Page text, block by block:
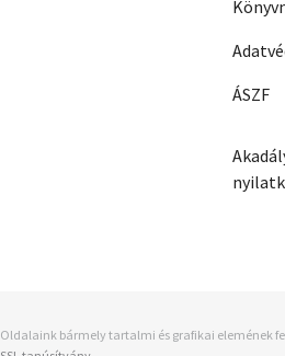
ÁSZF
Oldalaink bármely tartalmi és grafikai elemének